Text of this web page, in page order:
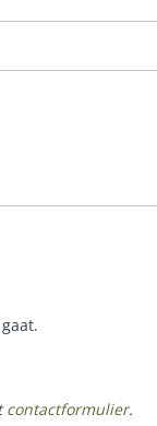
contactformulier.